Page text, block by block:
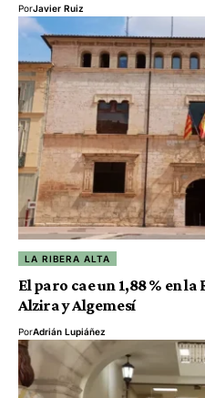
PorJavier Ruiz
LA RIBERA ALTA
El paro cae un 1,88 % en
Alzira y Algemesí
PorAdrián Lupiáñez